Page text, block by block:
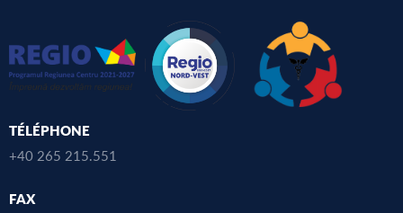
TÉLÉPHONE
+40 265 215.551
FAX